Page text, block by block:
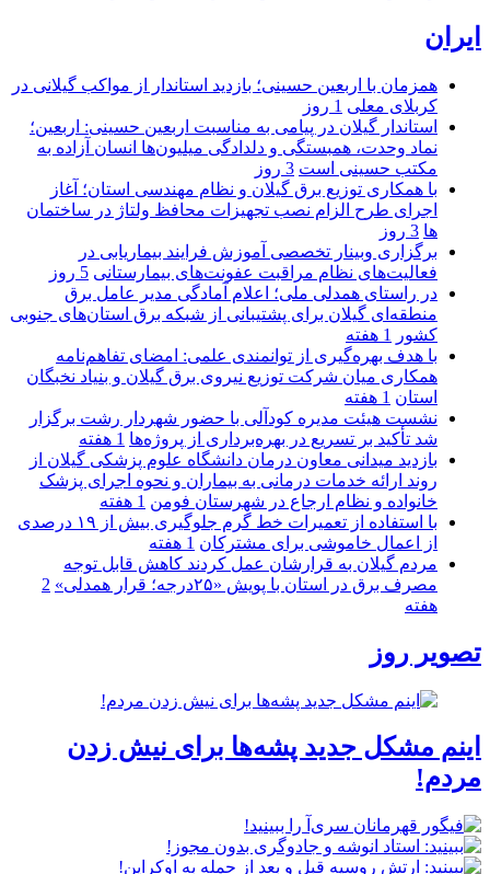
ایران
همزمان با اربعین حسینی؛ بازدید استاندار از مواکب گیلانی در
کربلای معلی 1 روز
استاندار گیلان در پیامی به مناسبت اربعین حسینی: اربعین؛
نماد وحدت، همبستگی و دلدادگی میلیون‌ها انسان آزاده به
مکتب حسینی است 3 روز
با همکاری توزیع برق گیلان و نظام مهندسی استان؛ آغاز
اجرای طرح الزام نصب تجهیزات محافظ ولتاژ در ساختمان
ها 3 روز
برگزاری وبینار تخصصی آموزش فرایند بیماریابی در
فعالیت‌های نظام مراقبت عفونت‌های بیمارستانی 5 روز
در راستای همدلی ملی؛ اعلام آمادگی مدیر عامل برق
منطقه‌ای گیلان برای پشتیبانی از شبكه برق استان‌های جنوبی
كشور
1 هفته
با هدف بهره‌گیری از توانمندی علمی: امضای تفاهم‌نامه
همكاری میان شركت توزیع نیروی برق گیلان و بنیاد نخبگان
استان 1 هفته
نشست هیئت مدیره کودآلی با حضور شهردار رشت برگزار
شد تأکید بر تسریع در بهره‌برداری از پروژه‌ها 1 هفته
بازدید میدانی معاون درمان دانشگاه علوم پزشکی گیلان از
روند ارائه خدمات درمانی به بیماران و نحوه اجرای پزشک
خانواده و نظام ارجاع در شهرستان فومن 1 هفته
با استفاده از تعمیرات خط گرم جلوگیری بیش از ۱۹ درصدی
از اعمال خاموشی برای مشتركان 1 هفته
مردم گیلان به قرارشان عمل کردند كاهش قابل توجه
مصرف برق در استان با پویش «۲۵درجه؛ قرار همدلی»
2
هفته
تصویر روز
اینم مشکل جدید پشه‌ها برای نیش زدن
مردم!